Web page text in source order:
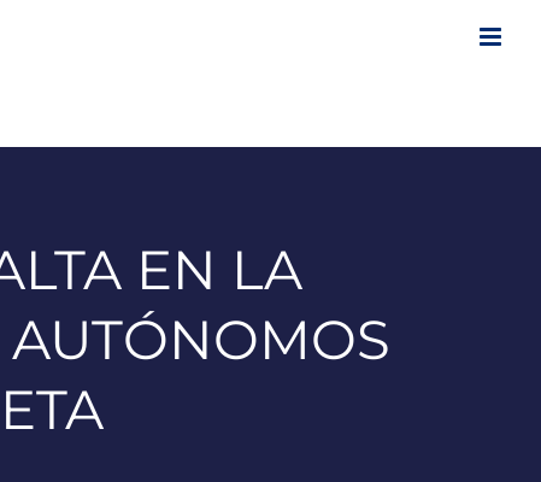
EN LA